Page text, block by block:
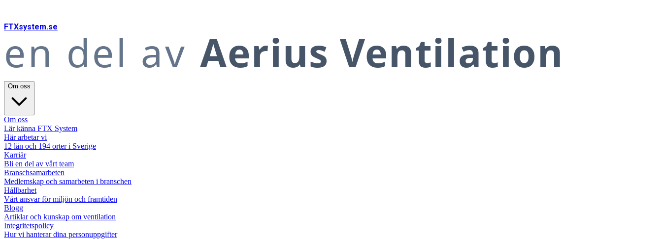
FTXsystem.se
en del av Aerius Ventilation
Om oss
Om oss
Lär känna FTX System
Här arbetar vi
12 län och 194 orter i Sverige
Karriär
Bli en del av vårt team
Branschsamarbeten
Medlemskap och samarbeten i branschen
Hållbarhet
Vårt ansvar för miljön och framtiden
Blogg
Artiklar och kunskap om ventilation
Integritetspolicy
Hur vi hanterar dina personuppgifter